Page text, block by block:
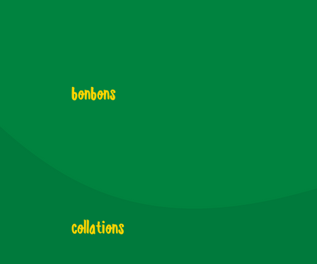
bonbons
collations